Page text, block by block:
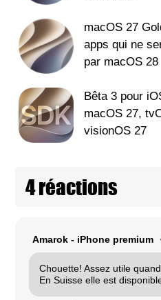
macOS 27
apps qui ne
par macOS 28
Bêta 3 pour
macOS 27,
visionOS 27
4 réactions
Amarok - iPhone premium
Chouette! Assez utile
En Suisse elle est